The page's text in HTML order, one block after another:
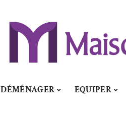
DÉMÉNAGER EQUIPER